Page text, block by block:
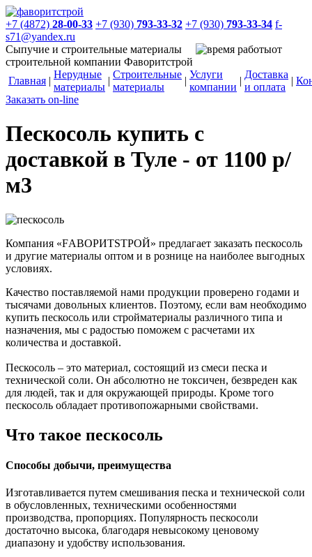
+7 (4872) 28-00-33 +7 (930) 793-33-32 +7 (930) 793-33-34 f-
s71@yandex.ru
Сыпучие и строительные материалы
от
строительной компании Фаворитстрой
Главная |
Нерудные
материалы
|
Строительные
материалы
|
Услуги
компании
|
Доставка
и оплата
|
Заказать on-line
Пескосоль купить с
доставкой в Туле - от 1100 р/
м3
Компания «FАВОРИТSТРОЙ» предлагает заказать пескосоль
и другие материалы оптом и в рознице на наиболее выгодных
условиях.
Качество поставляемой нами продукции проверено годами и
тысячами довольных клиентов. Поэтому, если вам необходимо
купить пескосоль или стройматериалы различного типа и
назначения, мы с радостью поможем с расчетами их
количества и доставкой.
Пескосоль – это материал, состоящий из смеси песка и
технической соли. Он абсолютно не токсичен, безвреден как
для людей, так и для окружающей природы. Кроме того
пескосоль обладает противопожарными свойствами.
Что такое пескосоль
Способы добычи, преимущества
Изготавливается путем смешивания песка и технической соли
в обусловленных, техническими особенностями
производства, пропорциях. Популярность пескосоли
достаточно высока, благодаря невысокому ценовому
диапазону и удобству использования.